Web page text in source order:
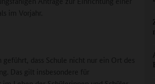
im Vorjahr.
dass Schule nicht nur ein Ort des
Das gilt insbesondere für